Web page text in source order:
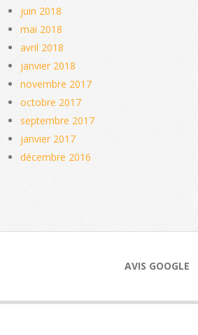
juin 2018
mai 2018
avril 2018
janvier 2018
novembre 2017
octobre 2017
septembre 2017
janvier 2017
décembre 2016
AVIS GOOGLE